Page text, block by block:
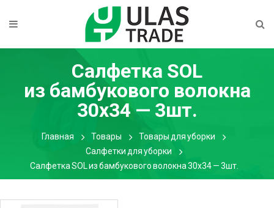
Салфетка SOL
из бамбукового волокна
30х34 — 3шт.
Главная Товары
Товары для уборки
Салфетки для уборки
Салфетка SOL из бамбукового волокна 30х34 — 3шт.